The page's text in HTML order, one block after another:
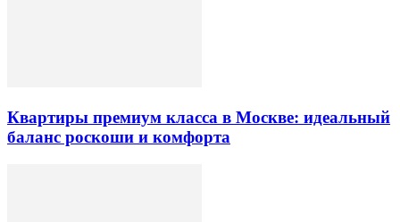
Квартиры премиум класса в Москве: идеальный
баланс роскоши и комфорта